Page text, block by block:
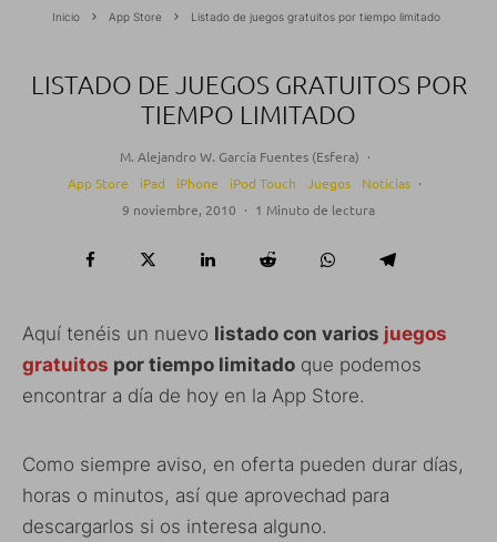
Inicio App Store Listado de juegos gratuitos por tiempo limitado
LISTADO DE JUEGOS GRATUITOS POR
TIEMPO LIMITADO
M. Alejandro W. García Fuentes (Esfera) ·
App Store
iPad iPhone iPod Touch Juegos Noticias ·
9 noviembre, 2010 · 1 Minuto de lectura
Aquí tenéis un nuevo listado con varios juegos
gratuitos por tiempo limitado que podemos
encontrar a día de hoy en la App Store.
Como siempre aviso, en oferta pueden durar días,
horas o minutos, así que aprovechad para
descargarlos si os interesa alguno.